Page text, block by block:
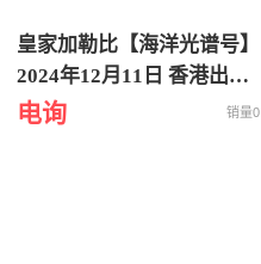
皇家加勒比【海洋光谱号】
2024年12月11日 香港出发
到越南芽庄5天4晚邮轮旅
电询 销量0